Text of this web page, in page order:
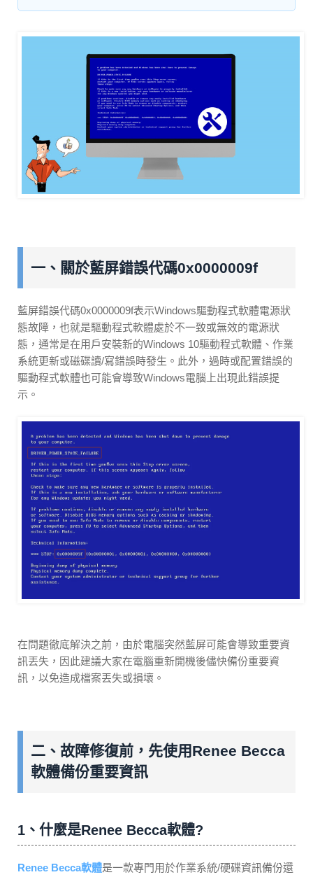
一、關於藍屏錯誤代碼0x0000009f
藍屏錯誤代碼0x0000009f表示Windows驅動程式軟體電源狀
態故障，也就是驅動程式軟體處於不一致或無效的電源狀
態，通常是在用戶安裝新的Windows 10驅動程式軟體、作業
系統更新或磁碟讀/寫錯誤時發生。此外，過時或配置錯誤的
驅動程式軟體也可能會導致Windows電腦上出現此錯誤提
示。
在問題徹底解決之前，由於電腦突然藍屏可能會導致重要資
訊丟失，因此建議大家在電腦重新開機後儘快備份重要資
訊，以免造成檔案丟失或損壞。
二、故障修復前，先使用Renee Becca
軟體備份重要資訊
1、什麼是Renee Becca軟體?
Renee Becca軟體是一款專門用於作業系統/硬碟資訊備份還